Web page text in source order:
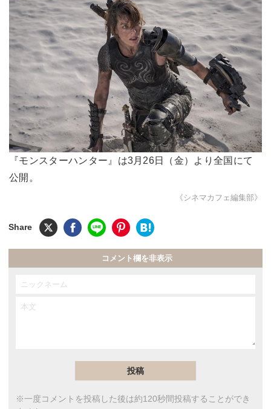
『モンスターハンター』は3月26日（金）より全国にて
公開。
《シネマカフェ編集部》
コメント欄を非表示
※一度コメントを投稿した後は約120秒間投稿することができ